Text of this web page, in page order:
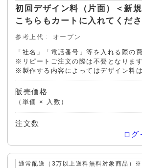
初回デザイン料（片面）＜新
こちらもカートに入れてくだ
参考上代 オープン
「社名」「電話番号」等を入れる際の
※リピートご注文の際は不要となりま
※製作する内容によってはデザイン料
販売価格
（単価 × 入数）
注文数
ログ
通常配送（3万以上送料無料対象商品）※